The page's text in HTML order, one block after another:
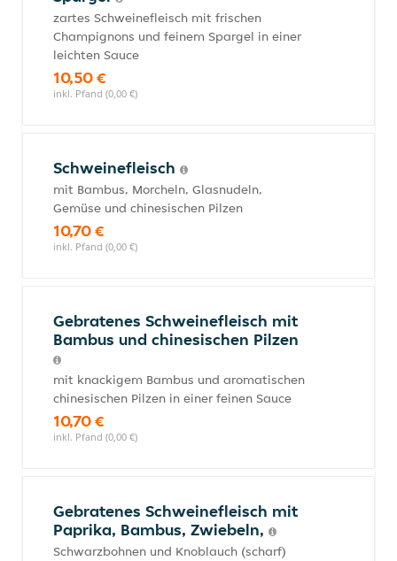
zartes Schweinefleisch mit frischen
Champignons und feinem Spargel in einer
leichten Sauce
10,50 €
inkl. Pfand (0,00 €)
Schweinefleisch
mit Bambus, Morcheln, Glasnudeln,
Gemüse und chinesischen Pilzen
10,70 €
inkl. Pfand (0,00 €)
Gebratenes Schweinefleisch mit
Bambus und chinesischen Pilzen
mit knackigem Bambus und aromatischen
chinesischen Pilzen in einer feinen Sauce
10,70 €
inkl. Pfand (0,00 €)
Gebratenes Schweinefleisch mit
Paprika, Bambus, Zwiebeln,
Schwarzbohnen und Knoblauch (scharf)